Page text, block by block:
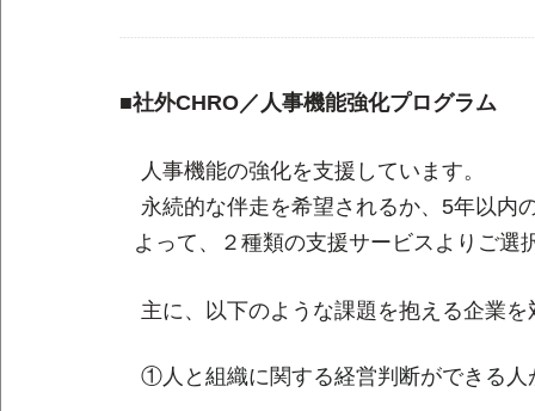
■社外CHRO／人事機能強化プログラム
人事機能の強化を支援しています。
永続的な伴走を希望されるか、5年以内
よって、２種類の支援サービスよりご選
主に、以下のような課題を抱える企業を
①人と組織に関する経営判断ができる人